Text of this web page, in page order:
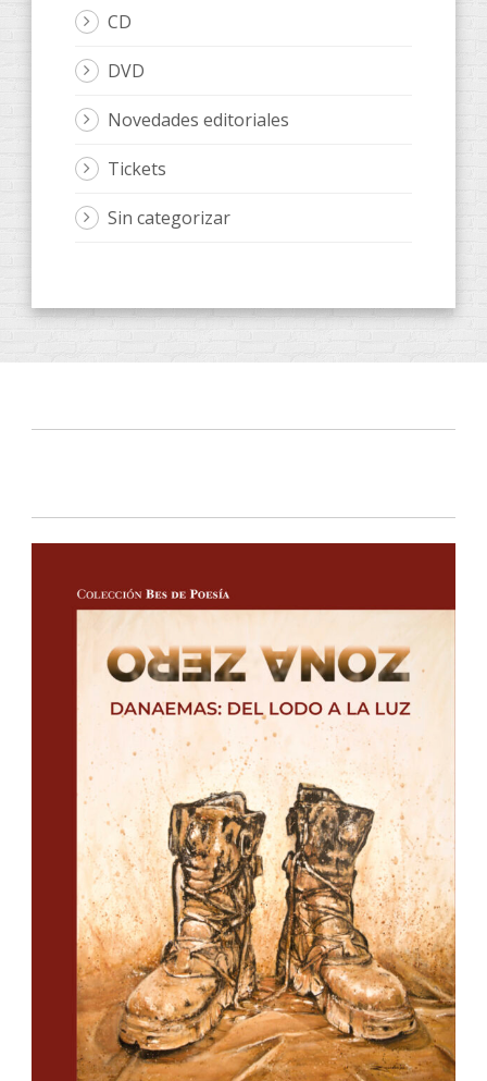
CD
DVD
Novedades editoriales
Tickets
Sin categorizar